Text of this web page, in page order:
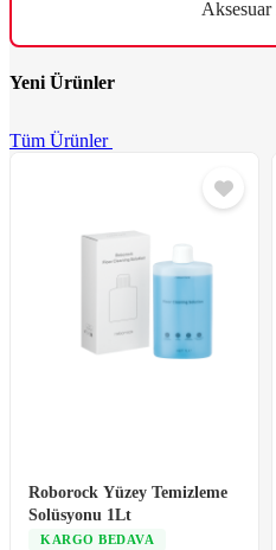
Yeni Ürünler
Tüm Ürünler
Roborock Yüzey Temizleme
Solüsyonu 1Lt
KARGO BEDAVA